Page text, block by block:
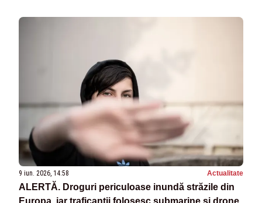
9 iun. 2026, 14:58 Actualitate
ALERTĂ. Droguri periculoase inundă străzile din